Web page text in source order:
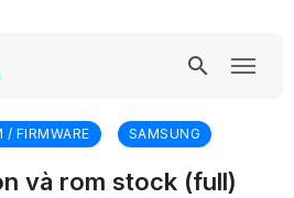
/ FIRMWARE SAMSUNG
và rom stock (full)